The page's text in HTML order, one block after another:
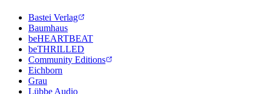
Bastei Verlag
Baumhaus
beHEARTBEAT
beTHRILLED
Community Editions
Eichborn
Grau
Lübbe Audio